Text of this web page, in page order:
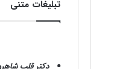
تبلیغات متنی
دکتر قلب